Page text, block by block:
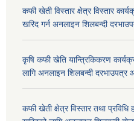
कफी खेती विस्तार क्षेत्र विस्तार
खरिद गर्न अनलाइन शिलबन्दी
कृषि कफी खेति यान्त्रिकिकरण
लागि अनलाइन शिलबन्दी दरभाउपत्र
कफी खेती क्षेत्र विस्तार तथा प्रविधि